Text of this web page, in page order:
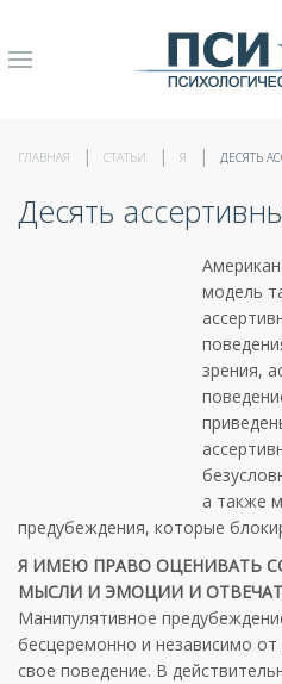
ГЛАВНАЯ СТАТЬИ Я ДЕСЯТЬ
Десять
модель
зрения,
а также
предубеждения, которые
Я ИМЕЮ ПРАВО ОЦЕНИВАТЬ
МЫСЛИ И ЭМОЦИИ И
Манипулятивное
бесцеремонно и независимо от
свое поведение. В